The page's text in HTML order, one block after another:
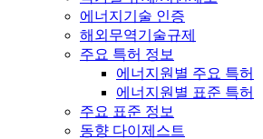
에너지기술 인증
해외무역기술규제
주요 특허 정보
에너지원별 주요 특허
에너지원별 표준 특허
주요 표준 정보
동향 다이제스트